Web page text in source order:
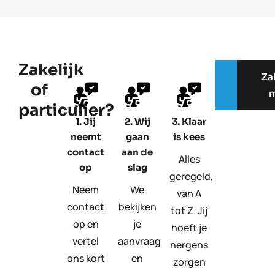
Zakelijk
of
particulier?
1. Jij
neemt
contact
op
Neem
contact
op en
vertel
ons kort
2. Wij
gaan
aan de
slag
We
bekijken
je
aanvraag
en
3. Klaar
is kees
Alles
geregeld,
van A
tot Z. Jij
hoeft je
nergens
zorgen